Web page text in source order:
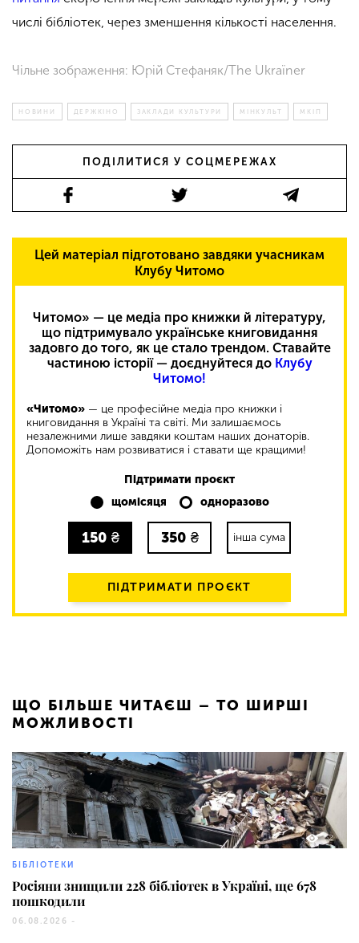
числі бібліотек, через зменшення кількості населення.
Чільне зображення: Юрій Стефаняк/The Ukraїner
НОВИНИ ДЕРЖКІНО ЗАКЛАДИ КУЛЬТУРИ МІНКУЛЬТ МКІП
ПОДІЛИТИСЯ У СОЦМЕРЕЖАХ
Цей матеріал підготовано завдяки учасникам
Клубу Читомо
Читомо» — це медіа про книжки й літературу,
що підтримувало українське книговидання
задовго до того, як це стало трендом. Ставайте
частиною історії — доєднуйтеся до Клубу
Читомо!
«Читомо» — це професійне медіа про книжки і
книговидання в Україні та світі. Ми залишаємось
незалежними лише завдяки коштам наших донаторів.
Допоможіть нам розвиватися і ставати ще кращими!
Підтримати проєкт
щомісяця
одноразово
150 ₴ 350 ₴ інша сума
ПІДТРИМАТИ ПРОЄКТ
ЩО БІЛЬШЕ ЧИТАЄШ – ТО ШИРШІ
МОЖЛИВОСТІ
52
БІБЛІОТЕКИ
Росіяни знищили 228 бібліотек в Україні, ще 678
пошкодили
06.08.2026 -